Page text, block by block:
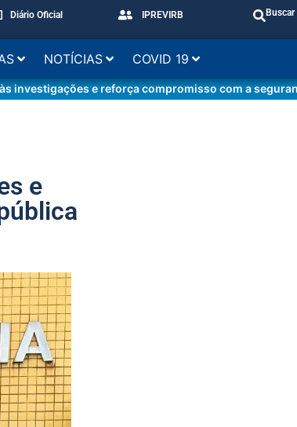
Diário Oficial IPREVIRB Buscar
NOTÍCIAS COVID 19
investigações e reforça compromisso com a
e